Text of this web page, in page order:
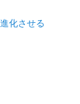
化させる